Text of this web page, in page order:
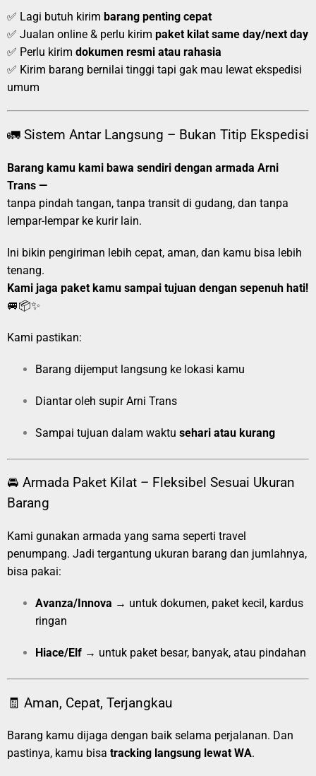
✅ Lagi butuh kirim barang penting cepat
✅ Jualan online & perlu kirim paket kilat same day/next day
✅ Perlu kirim dokumen resmi atau rahasia
✅ Kirim barang bernilai tinggi tapi gak mau lewat ekspedisi
umum
🚛 Sistem Antar Langsung – Bukan Titip Ekspedisi
Barang kamu kami bawa sendiri dengan armada Arni
Trans —
tanpa pindah tangan, tanpa transit di gudang, dan tanpa
lempar-lempar ke kurir lain.
Ini bikin pengiriman lebih cepat, aman, dan kamu bisa lebih
tenang.
Kami jaga paket kamu sampai tujuan dengan sepenuh hati!
🚐📦✨
Kami pastikan:
Barang dijemput langsung ke lokasi kamu
Diantar oleh supir Arni Trans
Sampai tujuan dalam waktu sehari atau kurang
🚘 Armada Paket Kilat – Fleksibel Sesuai Ukuran
Barang
Kami gunakan armada yang sama seperti travel
penumpang. Jadi tergantung ukuran barang dan jumlahnya,
bisa pakai:
Avanza/Innova → untuk dokumen, paket kecil, kardus
ringan
Hiace/Elf → untuk paket besar, banyak, atau pindahan
🧾 Aman, Cepat, Terjangkau
Barang kamu dijaga dengan baik selama perjalanan. Dan
pastinya, kamu bisa tracking langsung lewat WA.